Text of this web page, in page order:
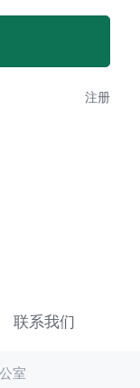
注册
联系我们
室